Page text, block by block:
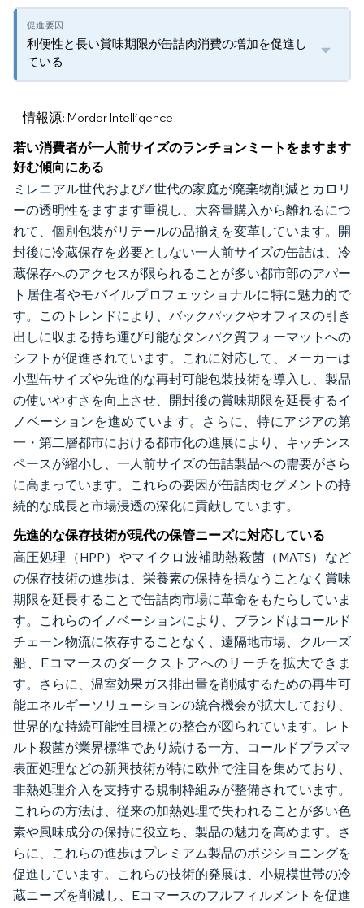
利便性と長い賞味期限が缶詰肉消費の増加を促進し
ている
情報源: Mordor Intelligence
若い消費者が一人前サイズのランチョンミートをますます
好む傾向にある
ミレニアル世代およびZ世代の家庭が廃棄物削減とカロリ
ーの透明性をますます重視し、大容量購入から離れるにつ
れて、個別包装がリテールの品揃えを変革しています。開
封後に冷蔵保存を必要としない一人前サイズの缶詰は、冷
蔵保存へのアクセスが限られることが多い都市部のアパー
ト居住者やモバイルプロフェッショナルに特に魅力的で
す。このトレンドにより、バックパックやオフィスの引き
出しに収まる持ち運び可能なタンパク質フォーマットへの
シフトが促進されています。これに対応して、メーカーは
小型缶サイズや先進的な再封可能包装技術を導入し、製品
の使いやすさを向上させ、開封後の賞味期限を延長するイ
ノベーションを進めています。さらに、特にアジアの第
一・第二層都市における都市化の進展により、キッチンス
ペースが縮小し、一人前サイズの缶詰製品への需要がさら
に高まっています。これらの要因が缶詰肉セグメントの持
続的な成長と市場浸透の深化に貢献しています。
先進的な保存技術が現代の保管ニーズに対応している
高圧処理（HPP）やマイクロ波補助熱殺菌（MATS）など
の保存技術の進歩は、栄養素の保持を損なうことなく賞味
期限を延長することで缶詰肉市場に革命をもたらしていま
す。これらのイノベーションにより、ブランドはコールド
チェーン物流に依存することなく、遠隔地市場、クルーズ
船、Eコマースのダークストアへのリーチを拡大できま
す。さらに、温室効果ガス排出量を削減するための再生可
能エネルギーソリューションの統合機会が拡大しており、
世界的な持続可能性目標との整合が図られています。レト
ルト殺菌が業界標準であり続ける一方、コールドプラズマ
表面処理などの新興技術が特に欧州で注目を集めており、
非熱処理介入を支持する規制枠組みが整備されています。
これらの方法は、従来の加熱処理で失われることが多い色
素や風味成分の保持に役立ち、製品の魅力を高めます。さ
らに、これらの進歩はプレミアム製品のポジショニングを
促進しています。これらの技術的発展は、小規模世帯の冷
蔵ニーズを削減し、Eコマースのフルフィルメントを促進